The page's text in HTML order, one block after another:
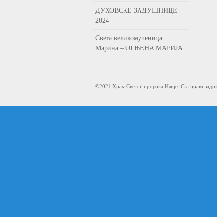
ДУХОВСКЕ ЗАДУШНИЦЕ
2024
Света великомученица
Марина – ОГЊЕНА МАРИЈА
©2021 Храм Светог пророка Илије. Сва права